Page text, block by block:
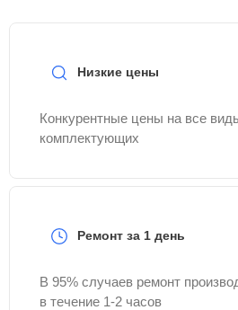
Низкие цены
Конкурентные цены на все
комплектующих
Ремонт за 1 день
В 95% случаев ремонт
в течение 1-2 часов